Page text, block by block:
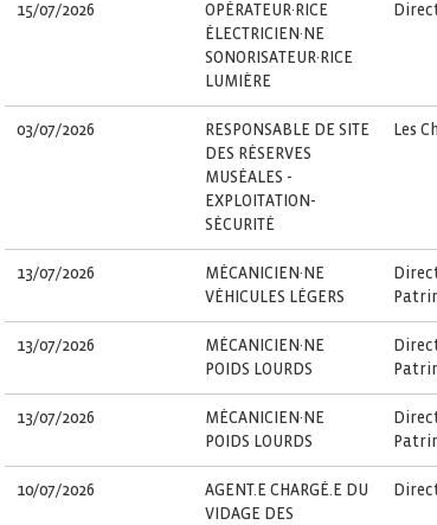
15/07/2026
OPÉRATEUR·RICE
ÉLECTRICIEN·NE
SONORISATEUR·RICE
LUMIÈRE
03/07/2026
RESPONSABLE DE SITE
DES RÉSERVES
MUSÉALES -
EXPLOITATION-
SÉCURITÉ
Les
13/07/2026
MÉCANICIEN·NE
VÉHICULES LÉGERS
13/07/2026
MÉCANICIEN·NE
POIDS LOURDS
13/07/2026
MÉCANICIEN·NE
POIDS LOURDS
10/07/2026
AGENT.E CHARGÉ.E DU
VIDAGE DES